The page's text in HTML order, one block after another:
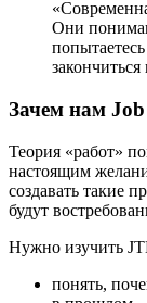
Они
Зачем нам
Теория «работ»
настоящим
создавать такие
будут
Нужно изучить
понять,